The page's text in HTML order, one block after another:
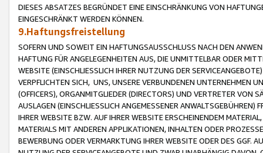
DIESES ABSATZES BEGRÜNDET EINE EINSCHRÄNKUNG VON
EINGESCHRÄNKT WERDEN KÖNNEN.
9.Haftungsfreistellung
SOFERN UND SOWEIT EIN HAFTUNGSAUSSCHLUSS NACH DEN
HAFTUNG FÜR ANGELEGENHEITEN AUS, DIE UNMITTELBAR ODER
WEBSITE (EINSCHLIESSLICH IHRER NUTZUNG DER
VERPFLICHTEN SICH, UNS, UNSERE VERBUNDENEN UNTERNEHMEN
(OFFICERS), ORGANMITGLIEDER (DIRECTORS) UND VERTRETER VON
AUSLAGEN (EINSCHLIESSLICH ANGEMESSENER
IHRER WEBSITE BZW. AUF IHRER WEBSITE ERSCHEINENDEM
MATERIALS MIT ANDEREN APPLIKATIONEN, INHALTEN ODER
BEWERBUNG ODER VERMARKTUNG IHRER WEBSITE ODER DES GGF.